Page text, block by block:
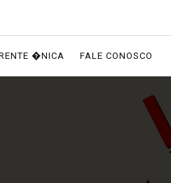
�NICA FALE CONOSCO